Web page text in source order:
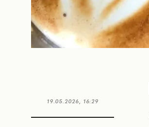
19.05.2026, 16:29